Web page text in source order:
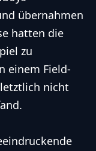
übernahmen
hatten die
zu
einem Field-
letztlich nicht